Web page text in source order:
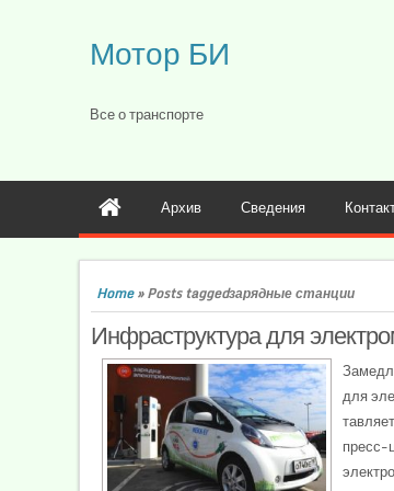
Мотор БИ
Все о транспорте
Архив Сведения
Home»Posts taggedзарядные станции
Инфраструктура для
для
пресс-